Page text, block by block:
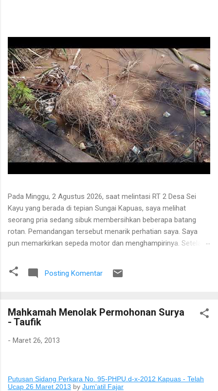
Pada Minggu, 2 Agustus 2026, saat melintasi RT 2 Desa Sei
Kayu yang berada di tepian Sungai Kapuas, saya melihat
seorang pria sedang sibuk membersihkan beberapa batang
rotan. Pemandangan tersebut menarik perhatian saya. Saya
pun memarkirkan sepeda motor dan menghampirinya. Setelah
proses pengolahan rotan hingga menjadi bahan baku tikar
anyaman. Di tangan masyarakat setempat, rotan berduri yang
ekonomi. Bapak tersebut bercerita bahwa rotan yang sedang
dibersihkannya berasal dari kebun karet yang juga ditanami
rotan. Tanaman itu diperkirakan telah berusia sekitar sepuluh
dibersihkan terlebih dahulu. Setelah bagian tersebut aman,
Posting Komentar
Mahkamah Menolak Permohonan Surya
- Taufik
- Maret 26, 2013
Putusan Sidang Perkara No. 95-PHPU.d-x-2012 Kapuas - Telah
Ucap 26 Maret 2013 by Jum'atil Fajar